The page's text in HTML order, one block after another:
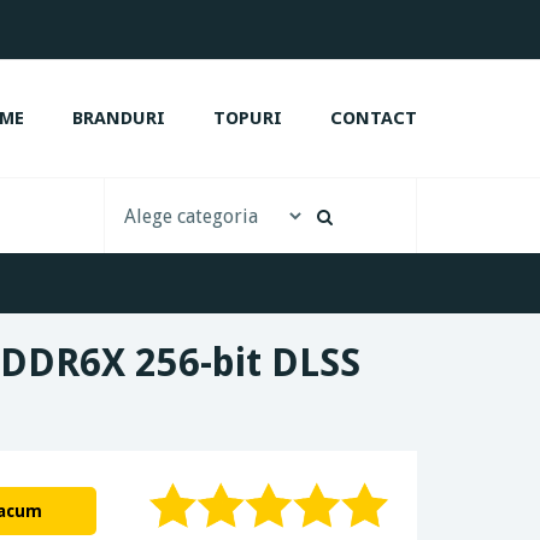
BRANDURI TOPURI CONTACT
256-bit DLSS